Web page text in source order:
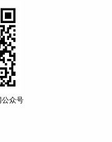
公众号